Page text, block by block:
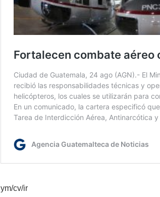
ym/cv/ir